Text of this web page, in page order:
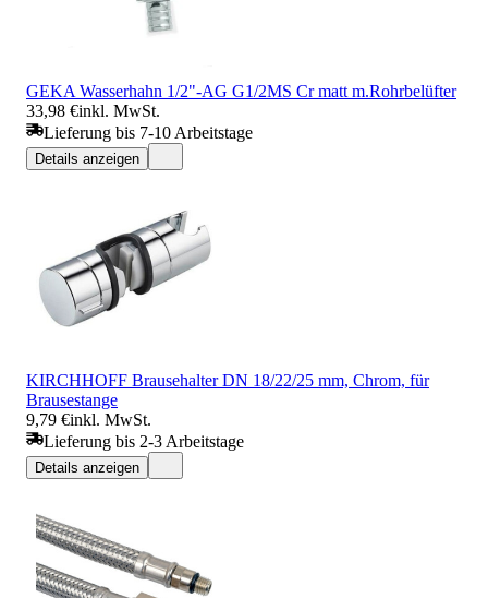
GEKA Wasserhahn 1/2"-AG G1/2MS Cr matt m.Rohrbelüfter
33,98 €inkl. MwSt.
Lieferung bis 7-10 Arbeitstage
Details anzeigen
KIRCHHOFF Brausehalter DN 18/22/25 mm, Chrom, für
Brausestange
9,79 €inkl. MwSt.
Lieferung bis 2-3 Arbeitstage
Details anzeigen